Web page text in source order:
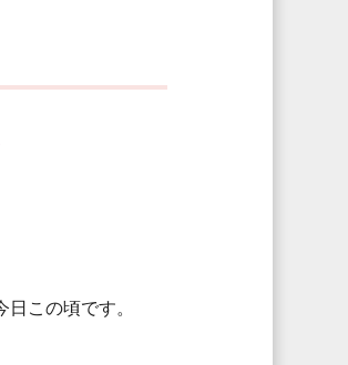
この頃です。